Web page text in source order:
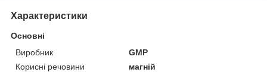
Характеристики
Основні
Виробник
GMP
Корисні речовини
магній